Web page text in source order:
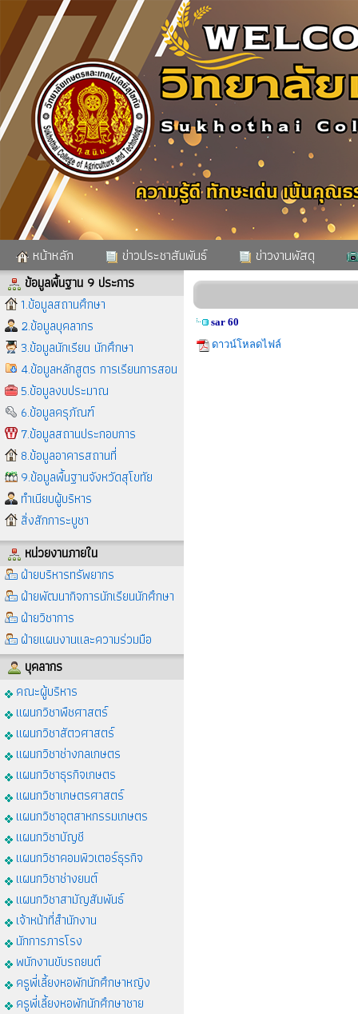
หน้าหลัก ข่าวประชาสัมพันธ์ ข่าวงานพัสดุ
ข้อมูลพื้นฐาน 9 ประการ
1.ข้อมูลสถานศึกษา
2.ข้อมูลบุคลากร
3.ข้อมูลนักเรียน นักศึกษา
4.ข้อมูลหลักสูตร การเรียนการสอน
5.ข้อมูลงบประมาณ
6.ข้อมูลครุภัณฑ์
7.ข้อมูลสถานประกอบการ
8.ข้อมูลอาคารสถานที่
9.ข้อมูลพื้นฐานจังหวัดสุโขทัย
ทำเนียบผู้บริหาร
สิ่งสักการะบูชา
หน่วยงานภายใน
ฝ่ายบริหารทรัพยากร
ฝ่ายพัฒนากิจการนักเรียนนักศึกษา
ฝ่ายวิชาการ
ฝ่ายแผนงานและความร่วมมือ
บุคลากร
คณะผู้บริหาร
แผนกวิชาพืชศาสตร์
แผนกวิชาสัตวศาสตร์
แผนกวิชาช่างกลเกษตร
แผนกวิชาธุรกิจเกษตร
แผนกวิชาเกษตรศาสตร์
แผนกวิชาอุตสาหกรรมเกษตร
แผนกวิชาบัญชี
แผนกวิชาคอมพิวเตอร์ธุรกิจ
แผนกวิชาช่างยนต์
แผนกวิชาสามัญสัมพันธ์
เจ้าหน้าที่สำนักงาน
นักการภารโรง
พนักงานขับรถยนต์
ครูพี่เลี้ยงหอพักนักศึกษาหญิง
ครูพี่เลี้ยงหอพักนักศึกษาชาย
sar 60
ดาวน์โหลดไฟล์